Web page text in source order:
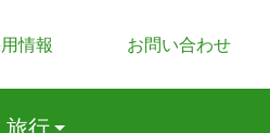
情報 お問い合わせ
旅行